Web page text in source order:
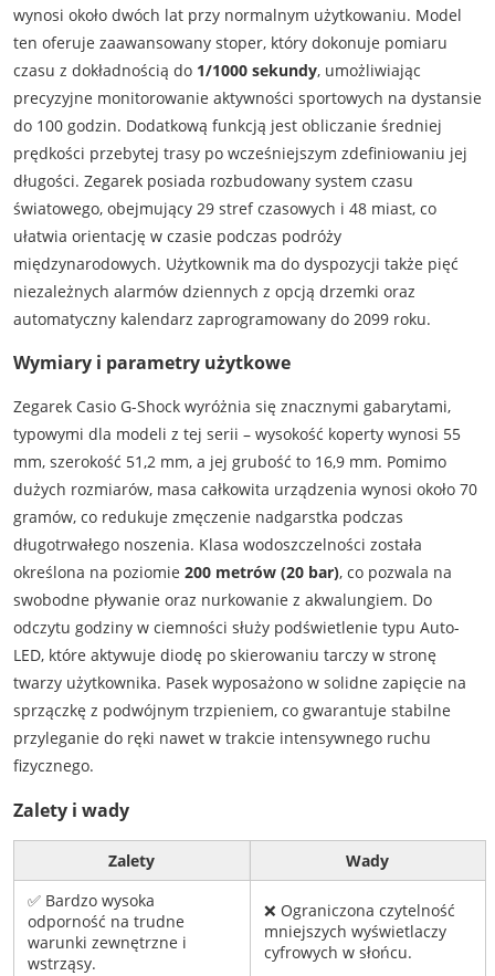
wynosi około dwóch lat przy normalnym użytkowaniu. Model
ten oferuje zaawansowany stoper, który dokonuje pomiaru
czasu z dokładnością do 1/1000 sekundy, umożliwiając
precyzyjne monitorowanie aktywności sportowych na dystansie
do 100 godzin. Dodatkową funkcją jest obliczanie średniej
prędkości przebytej trasy po wcześniejszym zdefiniowaniu jej
długości. Zegarek posiada rozbudowany system czasu
światowego, obejmujący 29 stref czasowych i 48 miast, co
ułatwia orientację w czasie podczas podróży
międzynarodowych. Użytkownik ma do dyspozycji także pięć
niezależnych alarmów dziennych z opcją drzemki oraz
automatyczny kalendarz zaprogramowany do 2099 roku.
Wymiary i parametry użytkowe
Zegarek Casio G-Shock wyróżnia się znacznymi gabarytami,
typowymi dla modeli z tej serii – wysokość koperty wynosi 55
mm, szerokość 51,2 mm, a jej grubość to 16,9 mm. Pomimo
dużych rozmiarów, masa całkowita urządzenia wynosi około 70
gramów, co redukuje zmęczenie nadgarstka podczas
długotrwałego noszenia. Klasa wodoszczelności została
określona na poziomie 200 metrów (20 bar), co pozwala na
swobodne pływanie oraz nurkowanie z akwalungiem. Do
odczytu godziny w ciemności służy podświetlenie typu Auto-
LED, które aktywuje diodę po skierowaniu tarczy w stronę
twarzy użytkownika. Pasek wyposażono w solidne zapięcie na
sprzączkę z podwójnym trzpieniem, co gwarantuje stabilne
przyleganie do ręki nawet w trakcie intensywnego ruchu
fizycznego.
Zalety i wady
Zalety
Wady
✅ Bardzo wysoka
odporność na trudne
warunki zewnętrzne i
wstrząsy.
❌ Ograniczona czytelność
mniejszych wyświetlaczy
cyfrowych w słońcu.